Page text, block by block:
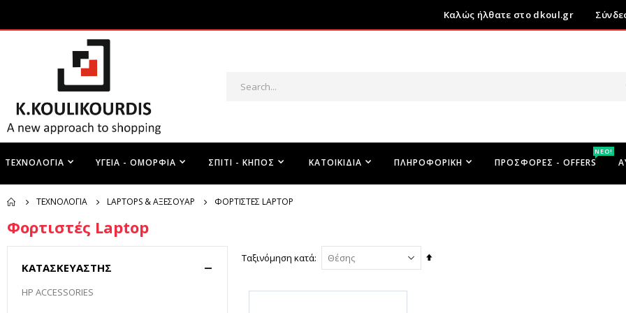
Καλώς ήλθατε στο dkoul.gr
ΚΑΤΟΙΚΊΔΙΑ
ΤΕΧΝΟΛΟΓΊΑ ΥΓΕΊΑ - ΟΜΟΡΦΙΆ ΠΛΗΡΟΦΟΡΙΚΉ
ΣΠΊΤΙ - ΚΉΠΟΣ ΠΡΟΣΦΟΡΕΣ - OFFERS
ΝΕΟ!
ΤΕΧΝΟΛΟΓΊΑ LAPTOPS & ΑΞΕΣΟΥΆΡ ΦΟΡΤΙΣΤΈΣ LAPTOP
Φορτιστές Laptop
Ταξινόμηση κατά
Φθίνουσα
ΚΑΤΑΣΚΕΥΑΣΤΉΣ
HP ACCESSORIES